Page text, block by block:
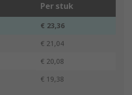
Per stuk
€ 23,36
€ 21,04
€ 20,08
€ 19,38